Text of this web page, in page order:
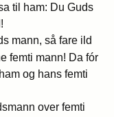
til ham: Du Guds
mann, så fare ild
femti mann! Da fór
og hans femti
over femti